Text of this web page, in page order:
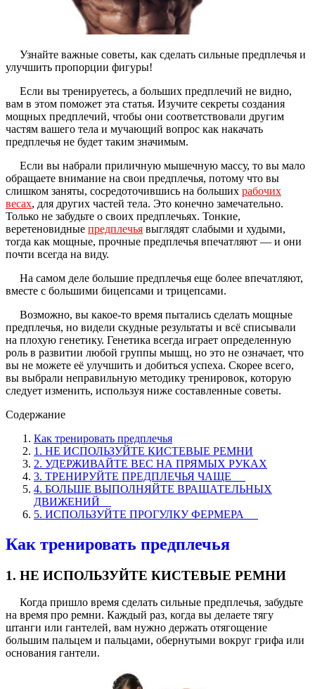
Узнайте важные советы, как сделать сильные предплечья и
улучшить пропорции фигуры!
Если вы тренируетесь, а больших предплечий не видно,
вам в этом поможет эта статья. Изучите секреты создания
мощных предплечий, чтобы они соответствовали другим
частям вашего тела и мучающий вопрос как накачать
предплечья не будет таким значимым.
Если вы набрали приличную мышечную массу, то вы мало
обращаете внимание на свои предплечья, потому что вы
слишком заняты, сосредоточившись на больших рабочих
весах, для других частей тела. Это конечно замечательно.
Только не забудьте о своих предплечьях. Тонкие,
веретеновидные предплечья выглядят слабыми и худыми,
тогда как мощные, прочные предплечья впечатляют — и они
почти всегда на виду.
На самом деле большие предплечья еще более впечатляют,
вместе с большими бицепсами и трицепсами.
Возможно, вы какое-то время пытались сделать мощные
предплечья, но видели скудные результаты и всё списывали
на плохую генетику. Генетика всегда играет определенную
роль в развитии любой группы мышц, но это не означает, что
вы не можете её улучшить и добиться успеха. Скорее всего,
вы выбрали неправильную методику тренировок, которую
следует изменить, используя ниже составленные советы.
Содержание
Как тренировать предплечья
1. НЕ ИСПОЛЬЗУЙТЕ КИСТЕВЫЕ РЕМНИ
2. УДЕРЖИВАЙТЕ ВЕС НА ПРЯМЫХ РУКАХ
3. ТРЕНИРУЙТЕ ПРЕДПЛЕЧЬЯ ЧАЩЕ
4. БОЛЬШЕ ВЫПОЛНЯЙТЕ ВРАЩАТЕЛЬНЫХ
ДВИЖЕНИЙ
5. ИСПОЛЬЗУЙТЕ ПРОГУЛКУ ФЕРМЕРА
Как тренировать предплечья
1. НЕ ИСПОЛЬЗУЙТЕ КИСТЕВЫЕ РЕМНИ
Когда пришло время сделать сильные предплечья, забудьте
на время про ремни. Каждый раз, когда вы делаете тягу
штанги или гантелей, вам нужно держать отягощение
большим пальцем и пальцами, обернутыми вокруг грифа или
основания гантели.